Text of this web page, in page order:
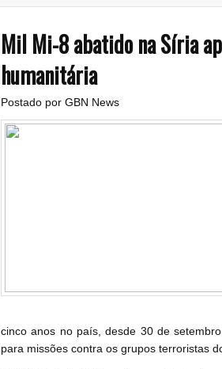
Mil Mi-8 abatido na Síria
humanitária
Postado por GBN News
cinco anos no país, desde 30 de
para missões contra os grupos terroristas